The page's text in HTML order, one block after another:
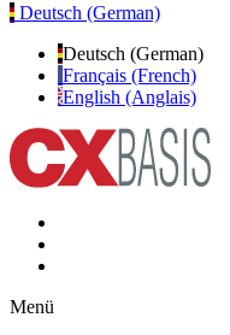
Deutsch (German)
Deutsch (German)
Français (French)
English (Anglais)
Menü